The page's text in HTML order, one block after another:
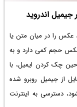
اندروید
عکس را در میان متن یا
حجم کمی دارد و به
چک کردن ایمیل، با
از جیمیل روبرو شده
دسترسی به اینترنت